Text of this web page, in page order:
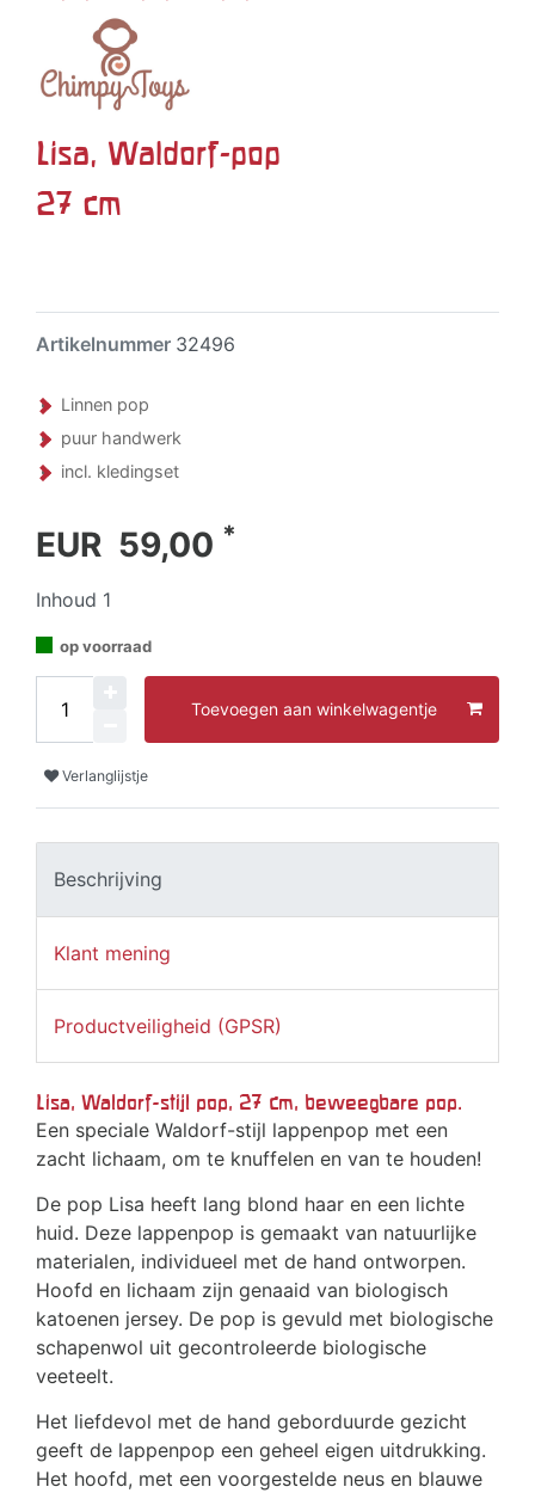
Lisa, Waldorf-pop
27 cm
Artikelnummer 32496
Linnen pop
puur handwerk
incl. kledingset
EUR 59,00 *
Inhoud 1
op voorraad
Toevoegen aan winkelwagentje
Verlanglijstje
Beschrijving
Klant mening
Productveiligheid (GPSR)
Lisa, Waldorf-stijl pop, 27 cm, beweegbare pop.
Een speciale Waldorf-stijl lappenpop met een
zacht lichaam, om te knuffelen en van te houden!
De pop Lisa heeft lang blond haar en een lichte
huid. Deze lappenpop is gemaakt van natuurlijke
materialen, individueel met de hand ontworpen.
Hoofd en lichaam zijn genaaid van biologisch
katoenen jersey. De pop is gevuld met biologische
schapenwol uit gecontroleerde biologische
veeteelt.
Het liefdevol met de hand geborduurde gezicht
geeft de lappenpop een geheel eigen uitdrukking.
Het hoofd, met een voorgestelde neus en blauwe